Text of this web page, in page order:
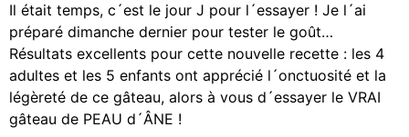
Il était temps, c´est le jour J pour l´essayer ! Je l´ai
préparé dimanche dernier pour tester le goût…
Résultats excellents pour cette nouvelle recette : les 4
adultes et les 5 enfants ont apprécié l´onctuosité et la
légèreté de ce gâteau, alors à vous d´essayer le VRAI
gâteau de PEAU d´ÂNE !